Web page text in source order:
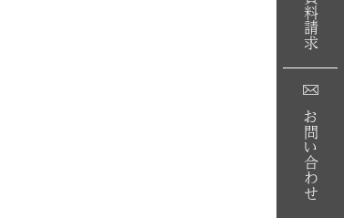
資料請求
お問い合わせ